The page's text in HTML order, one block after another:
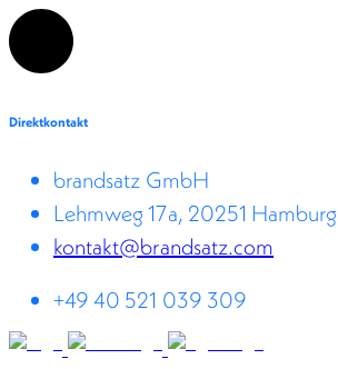
Direktkontakt
brandsatz GmbH
Lehmweg 17a, 20251 Hamburg
kontakt@brandsatz.com
+49 40 521 039 309